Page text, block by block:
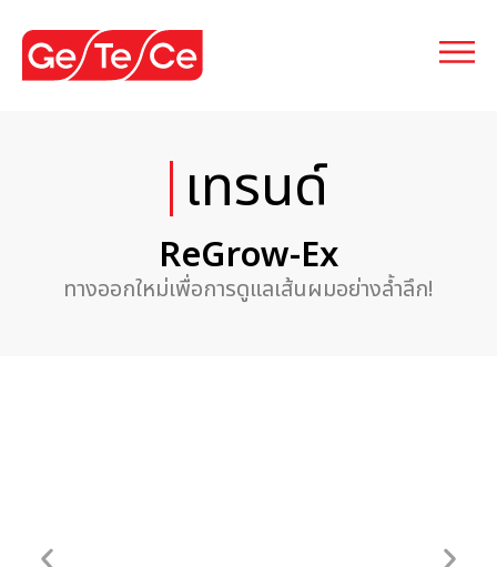
เทรนด์
ReGrow-Ex
ทางออกใหม่เพื่อการดูแลเส้นผมอย่างล้ำลึก!